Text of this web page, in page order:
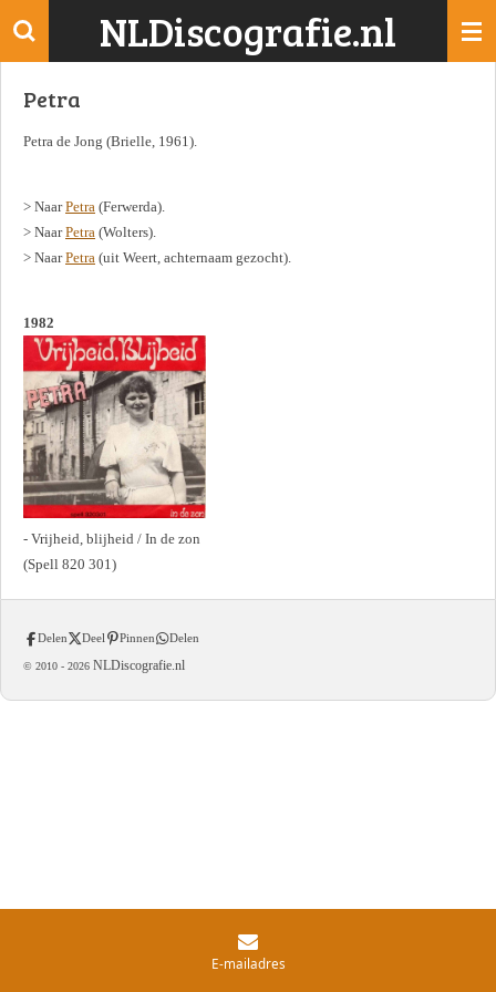
Ga
de
NLDiscografie.nl
Petra
Petra de Jong (Brielle, 1961).
> NaarPetra (Ferwerda).
> NaarPetra (Wolters).
> NaarPetra (uit Weert, achternaam gezocht).
1982
- Vrijheid, blijheid / In de zon
(Spell 820 301)
Delen Deel Pinnen Delen
© 2010 - 2026 NLDiscografie.nl
E-mailadres